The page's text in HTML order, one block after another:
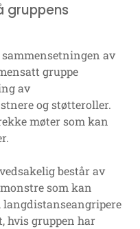
gruppens
av
gruppe
av
og støtteroller.
møter som kan
består av
som kan
langdistanseangripere
hvis gruppen har